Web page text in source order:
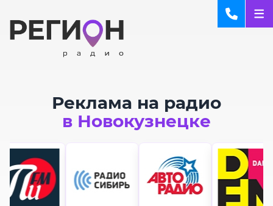
Реклама на радио
в Новокузнецке